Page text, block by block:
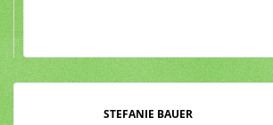
STEFANIE BAUER